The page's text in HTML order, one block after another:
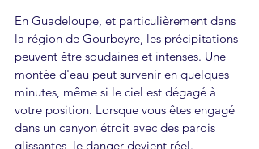
En Guadeloupe, et particulièrement dans
la région de Gourbeyre, les précipitations
peuvent être soudaines et intenses. Une
montée d'eau peut survenir en quelques
minutes, même si le ciel est dégagé à
votre position. Lorsque vous êtes engagé
dans un canyon étroit avec des parois
glissantes, le danger devient réel.